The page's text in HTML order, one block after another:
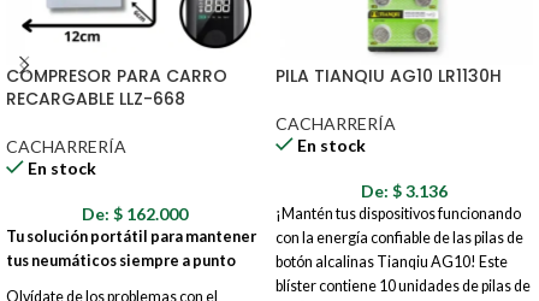
COMPRESOR PARA CARRO
RECARGABLE LLZ-668
CACHARRERÍA
En stock
De: $ 162.000
Tu solución portátil para mantener
tus neumáticos siempre a punto
Olvídate de los problemas con el
PILA TIANQIU AG10 LR1130H
CACHARRERÍA
En stock
De: $3.136
¡Mantén tus dispositivos funcionando
con la energía confiable de las pilas de
botón alcalinas Tianqiu AG10! Este
blíster contiene 10 unidades de pilas de